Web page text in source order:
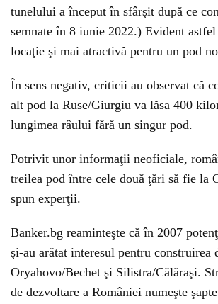
tunelului a început în sfârşit după ce
semnate în 8 iunie 2022.) Evident
locaţie şi mai atractivă pentru un pod
În sens negativ, criticii au observat că
alt pod la Ruse/Giurgiu va lăsa 400
lungimea râului fără un singur pod.
Potrivit unor informaţii neoficiale,
treilea pod între cele două ţări să fie la
spun experţii.
Banker.bg reaminteşte că în 2007
şi-au arătat interesul pentru construirea
Oryahovo/Bechet şi Silistra/Călăraşi.
de dezvoltare a României numeşte